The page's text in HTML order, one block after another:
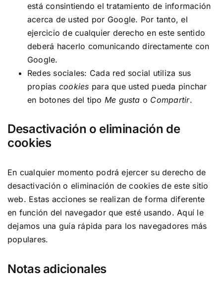
está consintiendo el tratamiento de información
acerca de usted por Google. Por tanto, el
ejercicio de cualquier derecho en este sentido
deberá hacerlo comunicando directamente con
Google.
Redes sociales: Cada red social utiliza sus
propias cookies para que usted pueda pinchar
en botones del tipo Me gusta o Compartir.
Desactivación o eliminación de
cookies
En cualquier momento podrá ejercer su derecho de
desactivación o eliminación de cookies de este sitio
web. Estas acciones se realizan de forma diferente
en función del navegador que esté usando.Aquí le
dejamos una guía rápida para los navegadores más
populares.
Notas adicionales